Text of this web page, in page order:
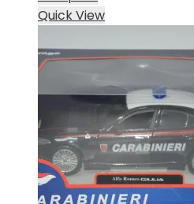
Quick View